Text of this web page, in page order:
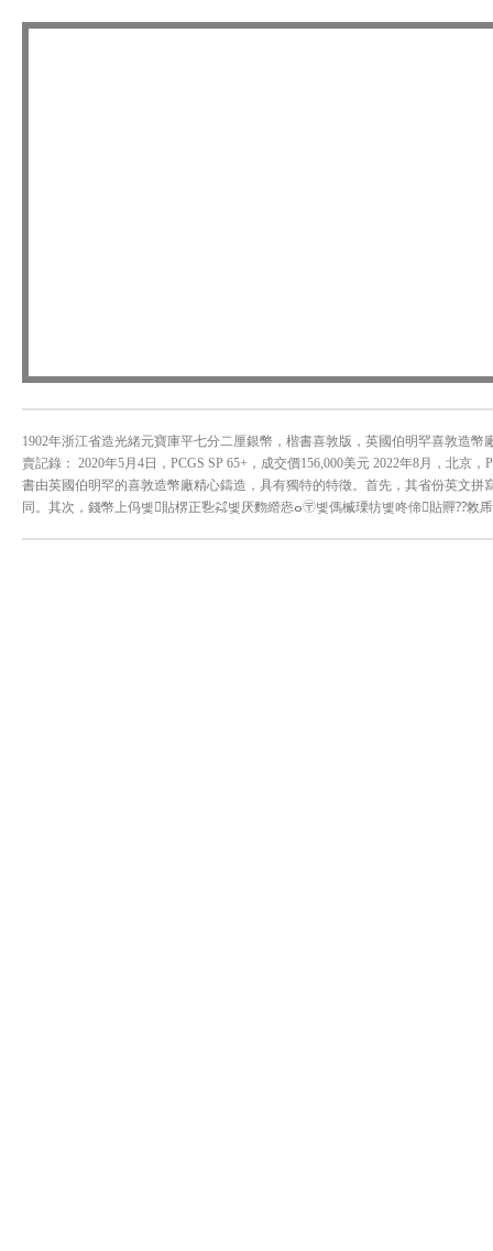
1902年浙江省造光緒元寶庫平七分二厘銀幣，楷書喜敦版，英國伯明罕喜敦造
賣記錄： 2020年5月4日，PCGS SP 65+，成交價156,000美元 2022年8月，北京
書由英國伯明罕的喜敦造幣廠精心鑄造，具有獨特的特徵。首先，其省份英文
同。其次，錢幣上㐷볯貼楐正㐠㌶볯厌䴯䌣㤲ⴰ〶볯傌楲瑮牥볯咚偙貼䵐⁇敇⁭